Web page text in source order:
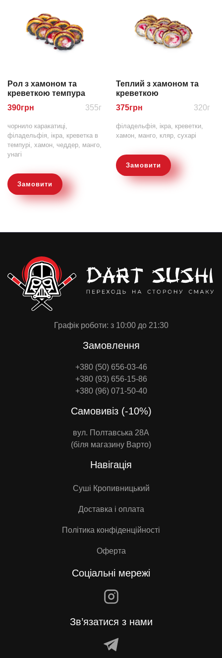
Рол з хамоном та
креветкою темпура
390грн 355г
чорнило каракатиці,
філадельфія, ікра, креветка в
темпурі, хамон, чеддер, манго,
унагі
Замовити
Теплий з хамоном та
креветкою
375грн 320г
філадельфія, ікра, креветки,
хамон, манго, кляр, сухарі
Замовити
Графік роботи: з 10:00 до 21:30
Замовлення
+380 (50) 656-03-46
+380 (93) 656-15-86
+380 (96) 071-50-40
Самовивіз (-10%)
вул. Полтавська 28А
(біля магазину Варто)
Навігація
Суші Кропивницький
Доставка і оплата
Політика конфіденційності
Оферта
Соціальні мережі
Зв’язатися з нами